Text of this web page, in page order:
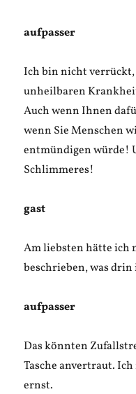
aufpasser
Ich bin nicht
unheilbaren
Auch wenn Ihnen
wenn Sie Menschen
entmündigen würde!
Schlimmeres!
gast
Am liebsten hätte ich
beschrieben, was drin
aufpasser
Das könnten
Tasche anvertraut.
ernst.